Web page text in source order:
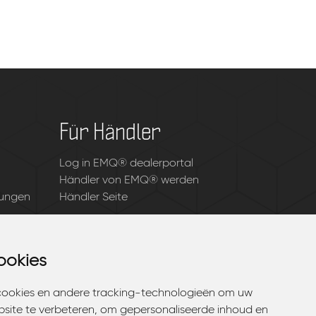
en andere tracking-technologieën om uw
te verbeteren, om gepersonaliseerde inhoud en
en andere tracking-technologieën om uw
te verbeteren, om gepersonaliseerde inhoud en
Für Händler
Log in EMQ® dealerportal
Händler von EMQ® werden
Händler Seite